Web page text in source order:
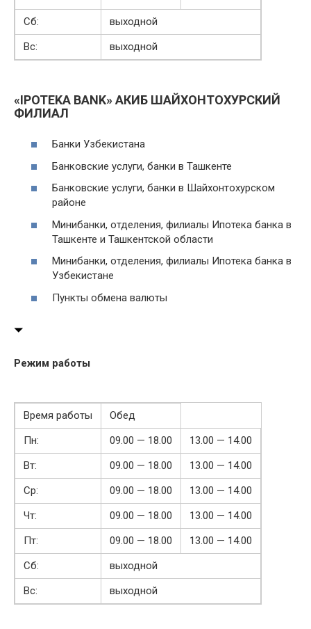
Сб:
выходной
Вс:
выходной
«IPOTEKA BANK» АКИБ ШАЙХОНТОХУРСКИЙ
ФИЛИАЛ
Банки Узбекистана
Банковские услуги, банки в Ташкенте
Банковские услуги, банки в Шайхонтохурском
районе
Минибанки, отделения, филиалы Ипотека банка в
Ташкенте и Ташкентской области
Минибанки, отделения, филиалы Ипотека банка в
Узбекистане
Пункты обмена валюты
Режим работы
Время работы
Обед
Пн:
09.00 — 18.00
13.00 — 14.00
Вт:
09.00 — 18.00
13.00 — 14.00
Ср:
09.00 — 18.00
13.00 — 14.00
Чт:
09.00 — 18.00
13.00 — 14.00
Пт:
09.00 — 18.00
13.00 — 14.00
Сб:
выходной
Вс:
выходной